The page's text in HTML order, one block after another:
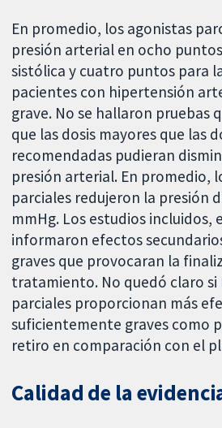
En promedio, los agonistas
presión arterial en ocho
sistólica y cuatro puntos para
pacientes con hipertensión
grave. No se hallaron pruebas
que las dosis mayores que las
recomendadas pudieran
presión arterial. En promedio,
parciales redujeron la presión
mmHg. Los estudios incluidos,
informaron efectos
graves que provocaran la
tratamiento. No quedó claro si
parciales proporcionan más
suficientemente graves como
retiro en comparación con el
Calidad de la